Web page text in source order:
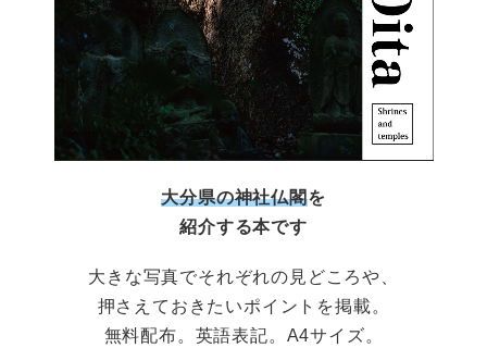
大分県の神社仏閣を
紹介する本です
大きな写真でそれぞれの見どころや、
押さえておきたいポイントを掲載。
無料配布。英語表記。A4サイズ。